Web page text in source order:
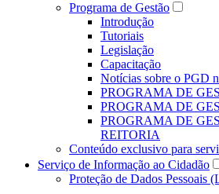
Programa de Gestão
Introdução
Tutoriais
Legislação
Capacitação
Notícias sobre o PGD
PROGRAMA DE
PROGRAMA DE
PROGRAMA DE
REITORIA
Conteúdo exclusivo para
Serviço de Informação ao Cidadão
Proteção de Dados Pessoais